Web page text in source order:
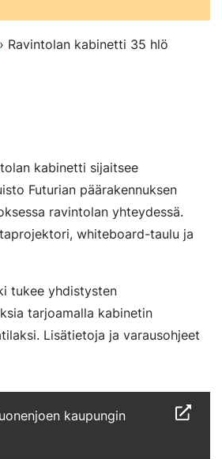
Ravintolan kabinetti 35 hlö
kabinetti sijaitsee
Futurian päärakennuksen
ravintolan yhteydessä.
whiteboard-taulu ja
tukee yhdistysten
tarjoamalla kabinetin
Lisätietoja ja varausohjeet
kaupungin